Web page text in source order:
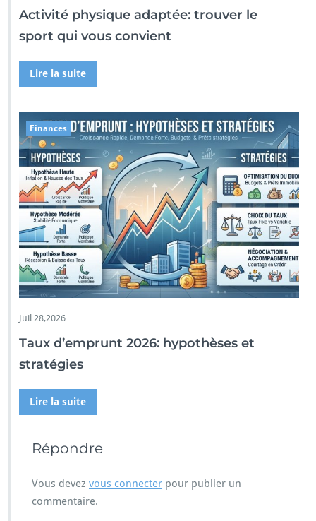
Activité physique adaptée: trouver le
sport qui vous convient
Lire la suite
Finances
Juil 28,2026
Taux d’emprunt 2026: hypothèses et
stratégies
Lire la suite
Répondre
Vous devez vous connecter pour publier un
commentaire.